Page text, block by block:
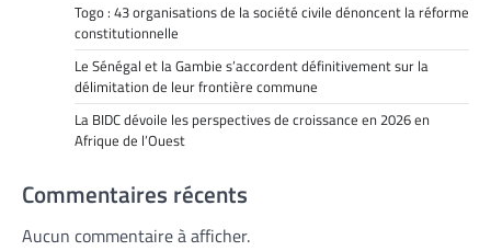
Togo : 43 organisations de la société civile dénoncent la réforme
constitutionnelle
Le Sénégal et la Gambie s’accordent définitivement sur la
délimitation de leur frontière commune
La BIDC dévoile les perspectives de croissance en 2026 en
Afrique de l’Ouest
Commentaires récents
Aucun commentaire à afficher.